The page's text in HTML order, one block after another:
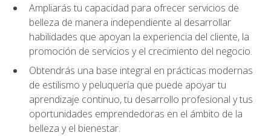
Ampliarás tu capacidad para ofrecer servicios de
belleza de manera independiente al desarrollar
habilidades que apoyan la experiencia del cliente, la
promoción de servicios y el crecimiento del negocio.
Obtendrás una base integral en prácticas modernas
de estilismo y peluquería que puede apoyar tu
aprendizaje continuo, tu desarrollo profesional y tus
oportunidades emprendedoras en el ámbito de la
belleza y el bienestar.